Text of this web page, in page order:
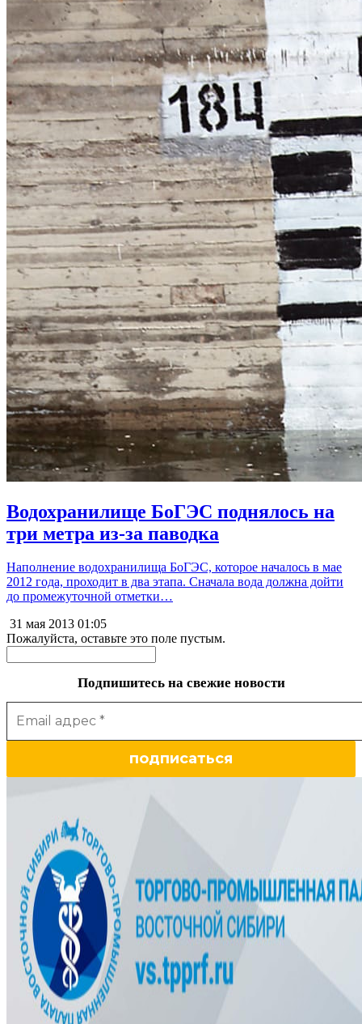
Водохранилище БоГЭС поднялось на
три метра из-за паводка
Наполнение водохранилища БоГЭС, которое началось в мае
2012 года, проходит в два этапа. Сначала вода должна дойти
до промежуточной отметки…
31 мая 2013 01:05
Пожалуйста, оставьте это поле пустым.
Подпишитесь на свежие новости